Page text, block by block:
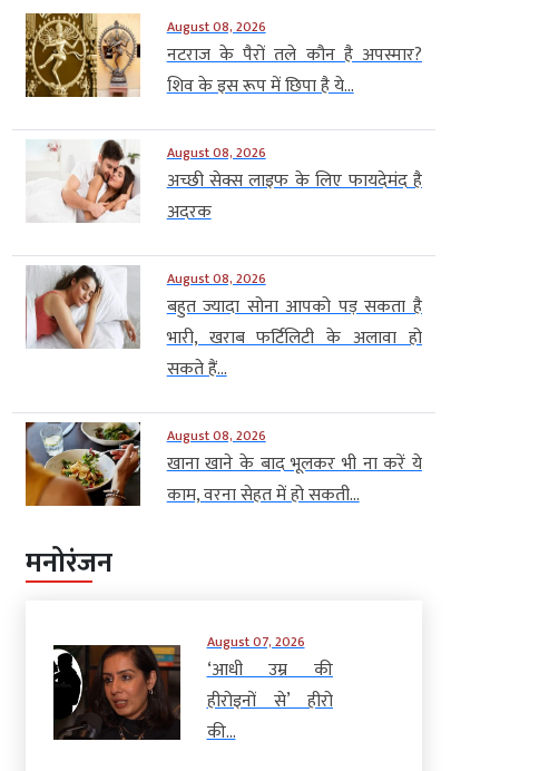
August 08, 2026
नटराज के पैरों तले कौन है अपस्मार?
शिव के इस रूप में छिपा है ये...
August 08, 2026
अच्छी सेक्स लाइफ के लिए फायदेमंद है
अदरक
August 08, 2026
बहुत ज्यादा सोना आपको पड़ सकता है
भारी, खराब फर्टिलिटी के अलावा हो
सकते हैं...
August 08, 2026
खाना खाने के बाद भूलकर भी ना करें ये
काम, वरना सेहत में हो सकती...
मनोरंजन
August 07, 2026
‘आधी उम्र की
हीरोइनों से’ हीरो
की...